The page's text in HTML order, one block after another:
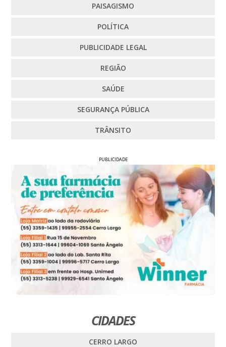
PAISAGISMO
POLÍTICA
PUBLICIDADE LEGAL
REGIÃO
SAÚDE
SEGURANÇA PÚBLICA
TRÂNSITO
PUBLICIDADE
CIDADES
CERRO LARGO